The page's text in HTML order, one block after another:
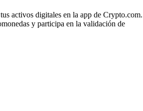
activos digitales en la app de Crypto.com.
y participa en la validación de